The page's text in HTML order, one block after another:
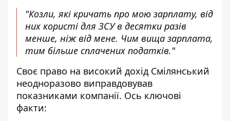
"Козли, які кричать про мою зарплату, від
них користі для ЗСУ в десятки разів
менше, ніж від мене. Чим вища зарплата,
тим більше сплачених податків."
Своє право на високий дохід Смілянський
неодноразово виправдовував
показниками компанії. Ось ключові
факти: